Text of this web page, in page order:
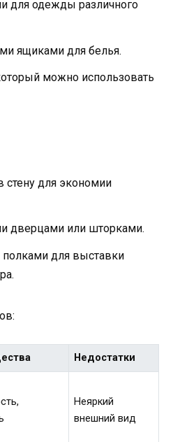
для одежды различного
ящиками для белья.
можно использовать
для экономии
дверцами или шторками.
для выставки
Недостатки
Неяркий
внешний вид